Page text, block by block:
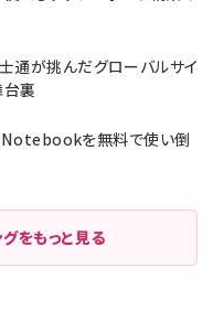
通が挑んだグローバルサイ
台裏
Notebookを無料で使い倒
をもっと見る